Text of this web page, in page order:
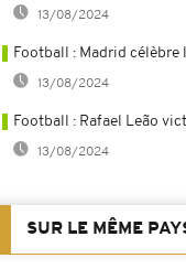
13/08/2024
Football : Madrid célèbre
13/08/2024
Football : Rafael Leão
13/08/2024
SUR LE MÊME